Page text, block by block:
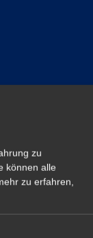
28046
zu
können alle
zu erfahren,